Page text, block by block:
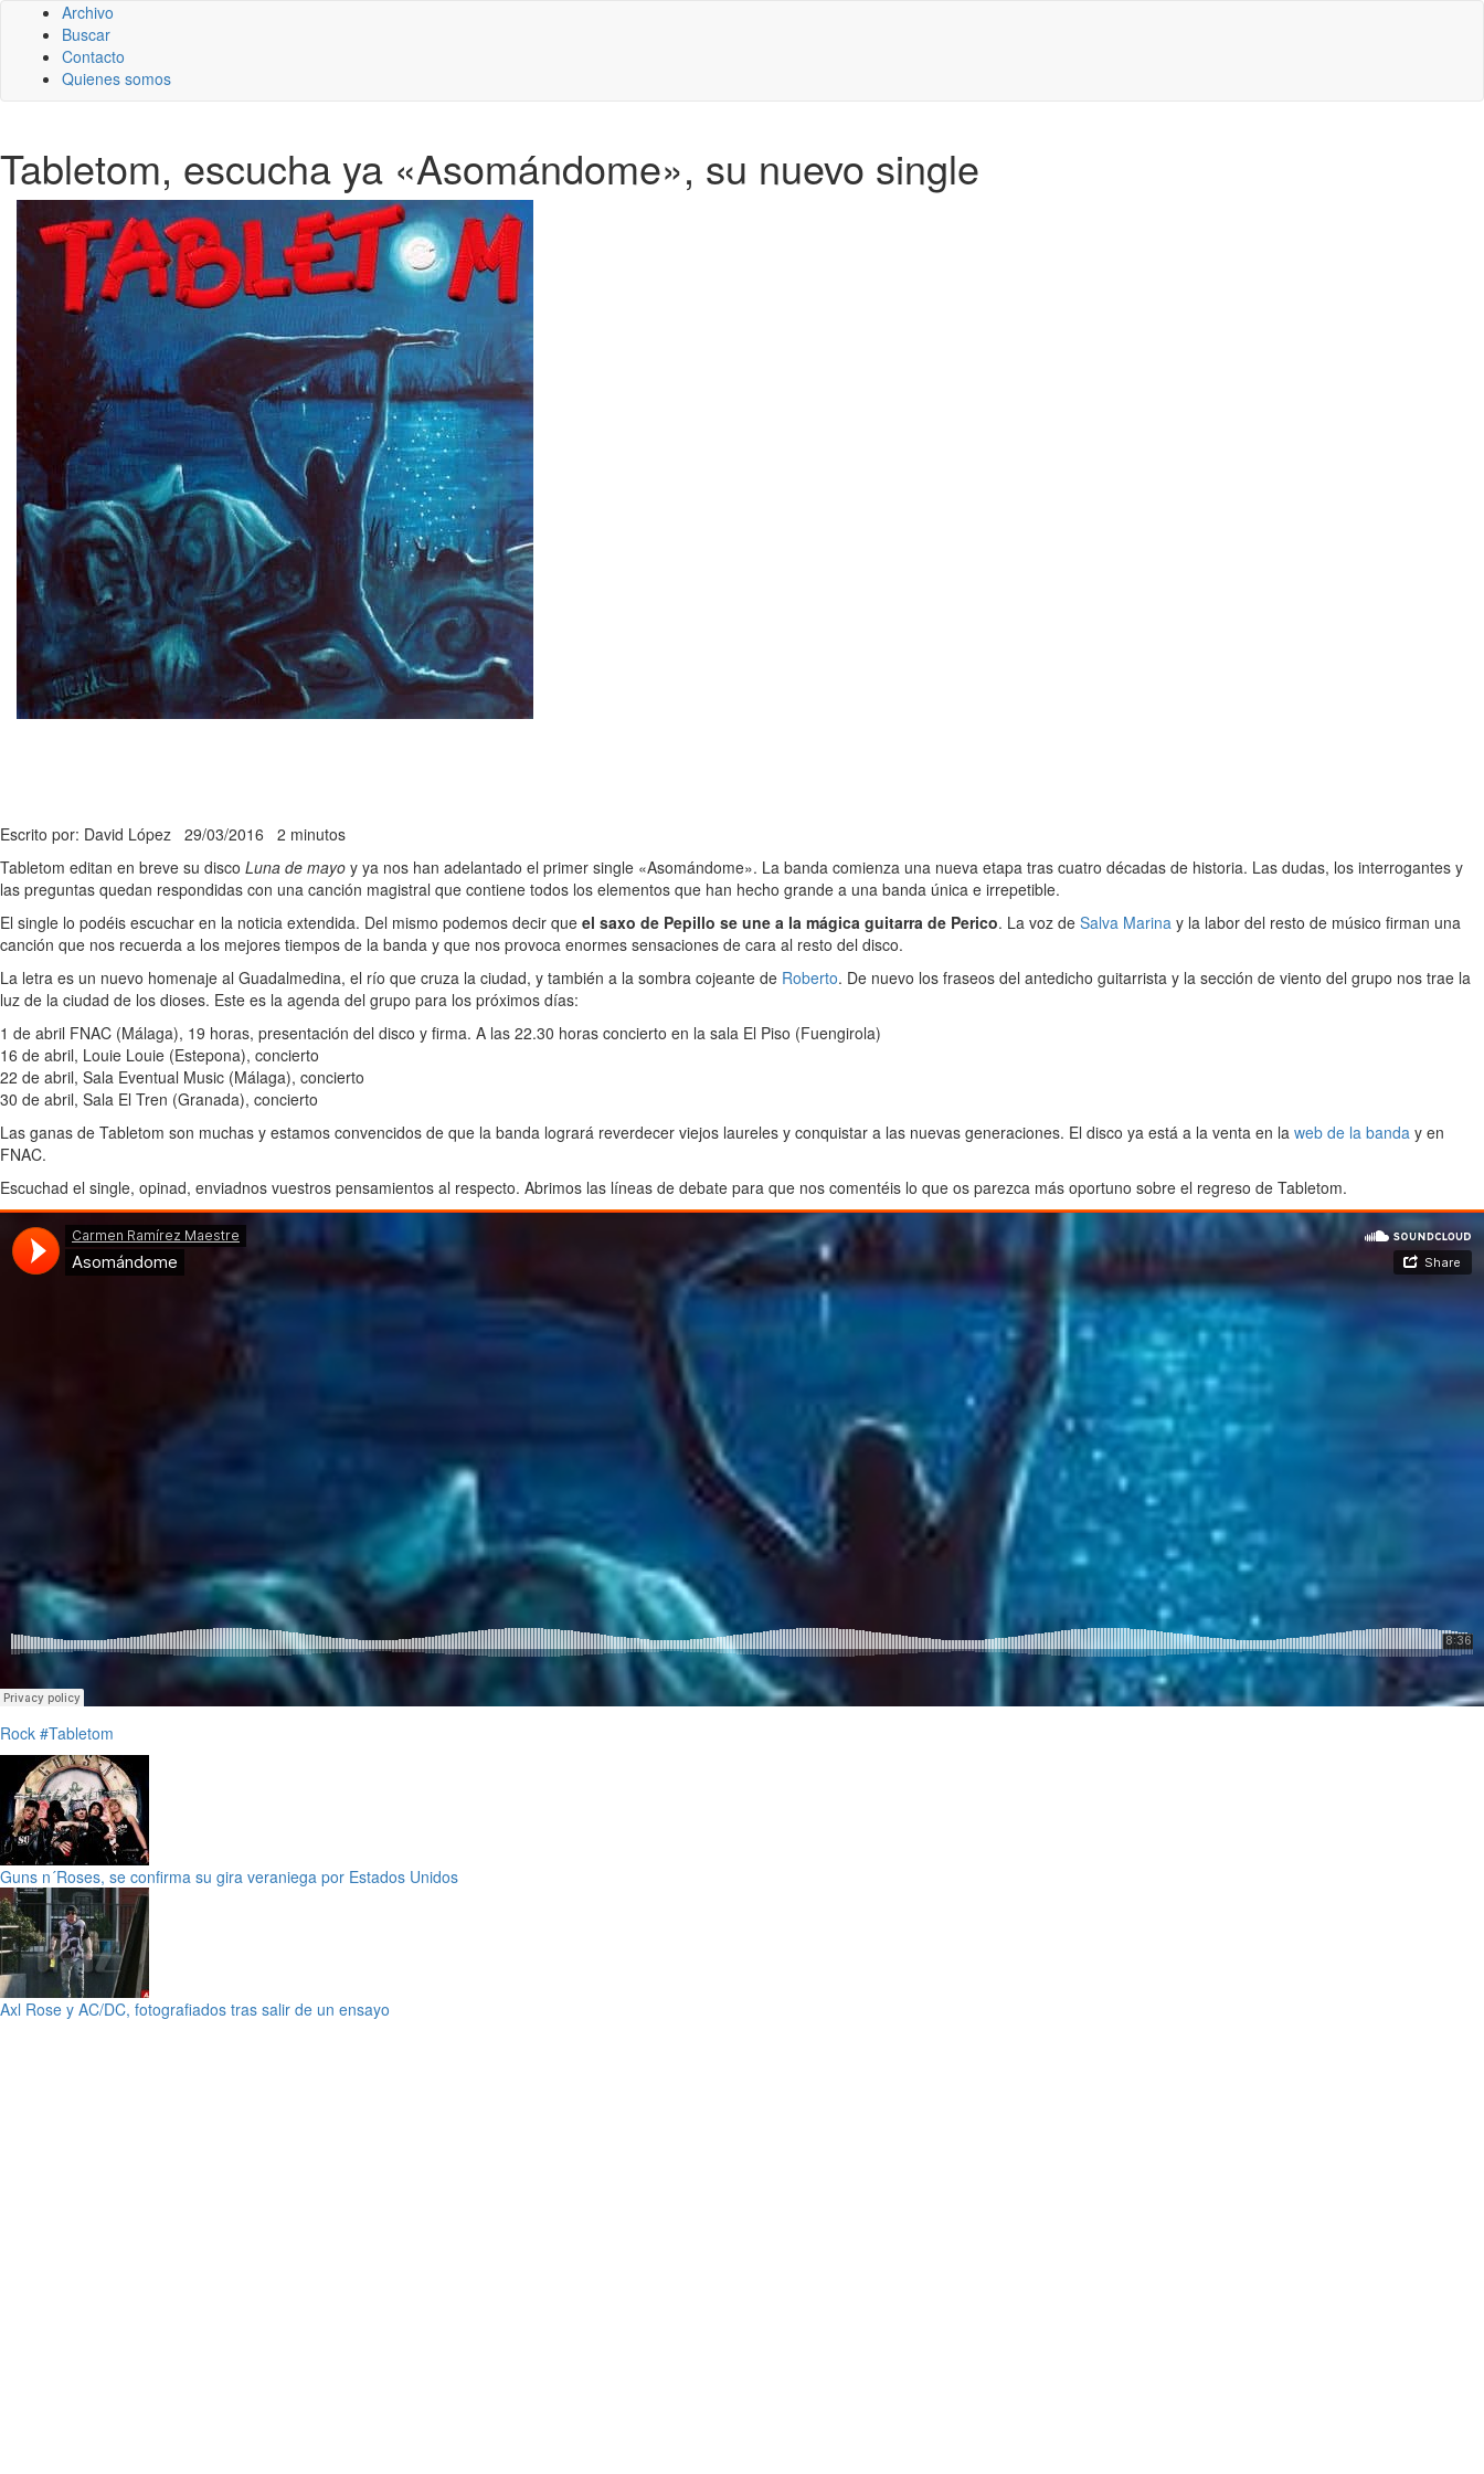
Archivo
Buscar
Contacto
Quienes somos
Tabletom, escucha ya «Asomándome», su nuevo single
Escrito por: David López 29/03/2016 2 minutos
Tabletom editan en breve su disco Luna de mayo y ya nos han adelantado el primer single «Asomándome». La banda comienza una nueva etapa tras cuatro décadas de historia. Las dudas, los interrogantes y
las preguntas quedan respondidas con una canción magistral que contiene todos los elementos que han hecho grande a una banda única e irrepetible.
El single lo podéis escuchar en la noticia extendida. Del mismo podemos decir que el saxo de Pepillo se une a la mágica guitarra de Perico. La voz de Salva Marina y la labor del resto de músico firman una
canción que nos recuerda a los mejores tiempos de la banda y que nos provoca enormes sensaciones de cara al resto del disco.
La letra es un nuevo homenaje al Guadalmedina, el río que cruza la ciudad, y también a la sombra cojeante de Roberto. De nuevo los fraseos del antedicho guitarrista y la sección de viento del grupo nos trae la
luz de la ciudad de los dioses. Este es la agenda del grupo para los próximos días:
1 de abril FNAC (Málaga), 19 horas, presentación del disco y firma. A las 22.30 horas concierto en la sala El Piso (Fuengirola)
16 de abril, Louie Louie (Estepona), concierto
22 de abril, Sala Eventual Music (Málaga), concierto
30 de abril, Sala El Tren (Granada), concierto
Las ganas de Tabletom son muchas y estamos convencidos de que la banda logrará reverdecer viejos laureles y conquistar a las nuevas generaciones. El disco ya está a la venta en la web de la banda y en
FNAC.
Escuchad el single, opinad, enviadnos vuestros pensamientos al respecto. Abrimos las líneas de debate para que nos comentéis lo que os parezca más oportuno sobre el regreso de Tabletom.
Rock #Tabletom
Guns n´Roses, se confirma su gira veraniega por Estados Unidos
Axl Rose y AC/DC, fotografiados tras salir de un ensayo